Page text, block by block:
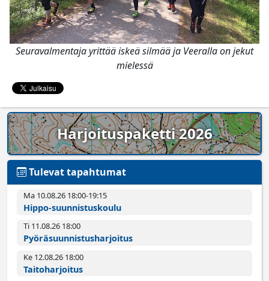
Seuravalmentaja yrittää iskeä silmää ja Veeralla on jekut
mielessä
Harjoituspaketti 2026
Tulevat tapahtumat
Ma 10.08.26 18:00­-19:15
Hippo-suunnistuskoulu
Ti 11.08.26 18:00­
Pyörä­suunnistus­harjoitus
Ke 12.08.26 18:00­
Taitoharjoitus